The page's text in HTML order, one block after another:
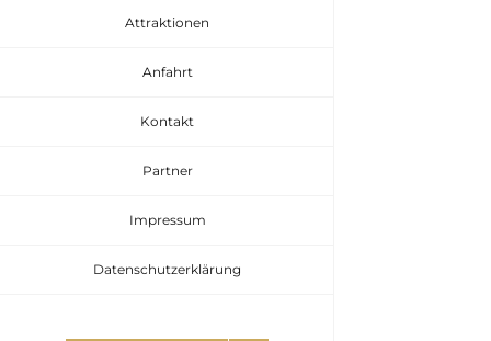
Attraktionen
Anfahrt
Kontakt
Partner
Impressum
Datenschutzerklärung